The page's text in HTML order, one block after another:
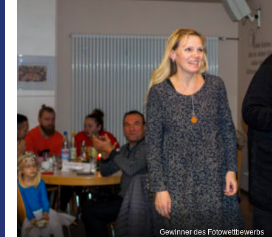
Gewinner des Fotowettbewerbs